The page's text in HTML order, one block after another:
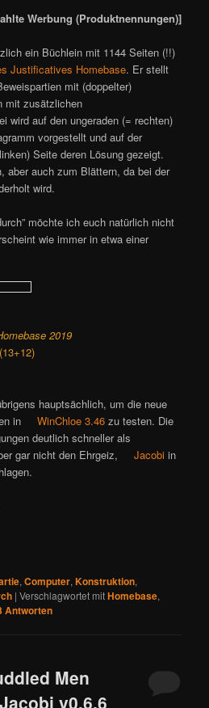
Werbung (Produktnennungen)]
ein Büchlein mit 1144 Seiten (!!)
Justificatives Homebase. Er stellt
mit (doppelter)
mit zusätzlichen
wird auf den ungeraden (= rechten)
vorgestellt und auf der
Seite deren Lösung gezeigt.
aber auch zum Blättern, da bei der
wird.
möchte ich euch natürlich nicht
wie immer in etwa einer
2019
hauptsächlich, um die neue
in
WinChloe 3.46 zu testen. Die
deutlich schneller als
gar nicht den Ehrgeiz, Jacobi in
,Computer,Konstruktion,
|Verschlagwortet mitHomebase,
Antworten
Men
v0.6.6